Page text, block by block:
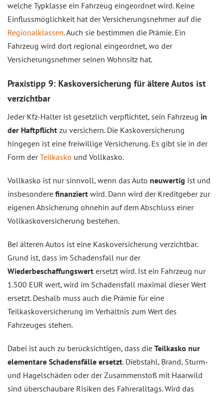
welche Typklasse ein Fahrzeug eingeordnet wird. Keine
Einflussmöglichkeit hat der Versicherungsnehmer auf die
Regionalklassen. Auch sie bestimmen die Prämie. Ein
Fahrzeug wird dort regional eingeordnet, wo der
Versicherungsnehmer seinen Wohnsitz hat.
Praxistipp 9: Kaskoversicherung für ältere Autos ist
verzichtbar
Jeder Kfz-Halter ist gesetzlich verpflichtet, sein Fahrzeug in
der Haftpflicht zu versichern. Die Kaskoversicherung
hingegen ist eine freiwillige Versicherung. Es gibt sie in der
Form derTeilkasko und Vollkasko.
Vollkasko ist nur sinnvoll, wenn das Auto neuwertig ist und
insbesondere finanziert wird. Dann wird der Kreditgeber zur
eigenen Absicherung ohnehin auf dem Abschluss einer
Vollkaskoversicherung bestehen.
Bei älteren Autos ist eine Kaskoversicherung verzichtbar.
Grund ist, dass im Schadensfall nur der
Wiederbeschaffungswert ersetzt wird. Ist ein Fahrzeug nur
1.500 EUR wert, wird im Schadensfall maximal dieser Wert
ersetzt. Deshalb muss auch die Prämie für eine
Teilkaskoversicherung im Verhältnis zum Wert des
Fahrzeuges stehen.
Dabei ist auch zu berücksichtigen, dass die Teilkasko nur
elementare Schadensfälle ersetzt. Diebstahl, Brand, Sturm-
und Hagelschäden oder der Zusammenstoß mit Haarwild
sind überschaubare Risiken des Fahreralltags. Wird das